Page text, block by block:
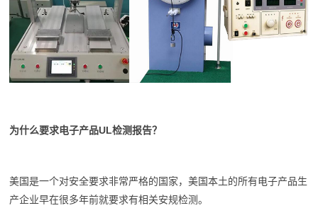
为什么要求电子产品UL检测报告？
美国是一个对安全要求非常严格的国家，美国本土的所有电子产品生
产企业早在很多年前就要求有相关安规检测。